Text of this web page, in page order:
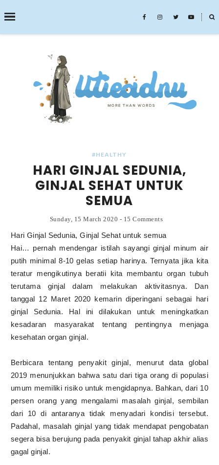
˟
SEARCH THIS BLOG
#HEALTHY
HARI GINJAL SEDUNIA,
GINJAL SEHAT UNTUK
SEMUA
Sunday, 15 March 2020 - 15 Comments
Hari Ginjal Sedunia, Ginjal Sehat untuk semua
Hai… pernah mendengar istilah sayangi ginjal minum air
putih minimal 8-10 gelas setiap harinya. Ternyata jika kita
teratur mengikutinya beratii kita membantu organ tubuh
terutama ginjal dalam melakukan aktivitasnya. Dan
tanggal 12 Maret 2020 kemarin diperingani sebagai hari
ginjal Sedunia. Hal ini dilakukan untuk meningkatkan
kesadaran masyarakat tentang pentingnya menjaga
kesehatan organ ginjal.
Berbicara tentang penyakit ginjal, menurut data global
2019 menunjukkan bahwa satu dari tiga orang di populasi
umum memiliki risiko untuk mengidapnya. Bahkan, dari 10
persen orang yang mengalami masalah ginjal, sembilan
dari 10 di antaranya tidak menyadari kondisi tersebut.
Padahal, masalah ginjal yang tidak mendapat pengobatan
segera bisa berujung pada penyakit ginjal tahap akhir alias
gagal ginjal.